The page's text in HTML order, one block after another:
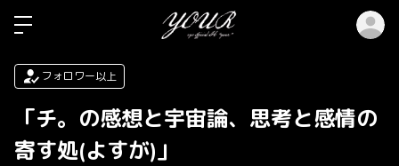
フォロワー以上
「チ。の感想と宇宙論、思考と感情の
寄す処(よすが)」